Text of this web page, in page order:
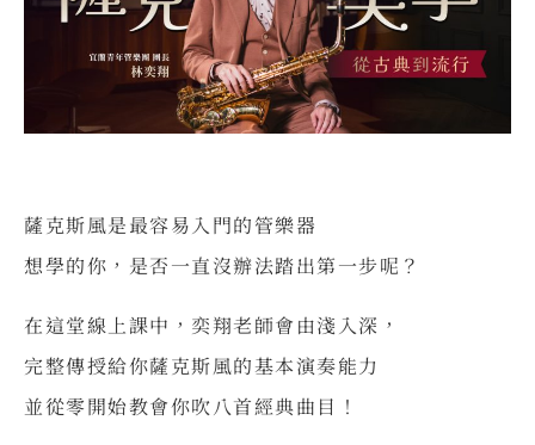
薩克斯風是最容易入門的管樂器
想學的你，是否一直沒辦法踏出第一步呢？
在這堂線上課中，奕翔老師會由淺入深，
完整傳授給你薩克斯風的基本演奏能力
並從零開始教會你吹八首經典曲目！